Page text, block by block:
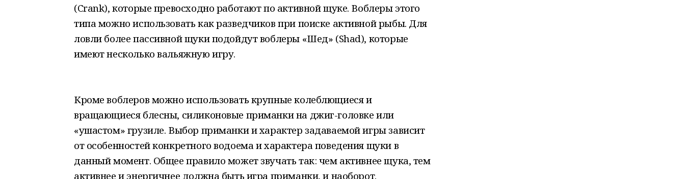
(Crank), которые превосходно работают по активной щуке. Воблеры этого
типа можно использовать как разведчиков при поиске активной рыбы. Для
ловли более пассивной щуки подойдут воблеры «Шед» (Shad), которые
имеют несколько вальяжную игру.
Кроме воблеров можно использовать крупные колеблющиеся и
вращающиеся блесны, силиконовые приманки на джиг-головке или
«ушастом» грузиле. Выбор приманки и характер задаваемой игры зависит
от особенностей конкретного водоема и характера поведения щуки в
данный момент. Общее правило может звучать так: чем активнее щука, тем
активнее и энергичнее должна быть игра приманки, и наоборот.